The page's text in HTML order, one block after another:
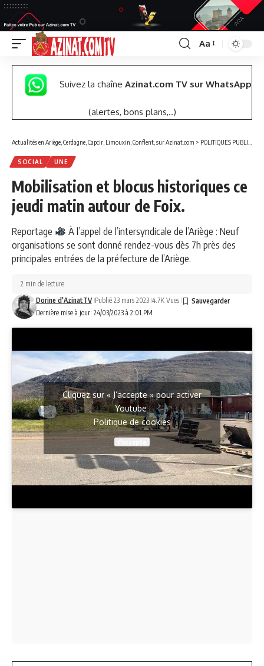
Font
Resizer
Aa
Suivez la chaîne Azinat.com TV sur WhatsApp
(alertes, bons plans,..)
Actualités en Ariège, Cerdagne, Capcir, Limouxin, Conflent, sur Azinat.com > POLITIQUES PUBLIQUES
SOCIAL UNE
Mobilisation et blocus historiques ce
jeudi matin autour de Foix.
Reportage
À l’appel de l’intersyndicale de l’Ariège : Neuf
organisations se sont donné rendez-vous dès 7h près des
principales entrées de la préfecture de l’Ariège.
Dernière mise à jour: 24/03/2023 à 2:01 PM
Dorine d'AzinatTV Publié 23 mars 2023 4.7K Vues
2 min de lecture
Cliquez sur « J’accepte » pour activer
Youtube
Politique de cookies